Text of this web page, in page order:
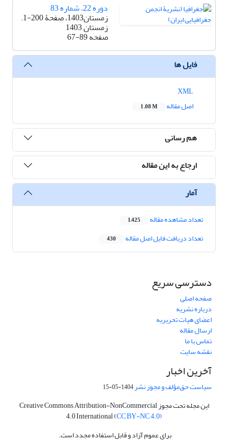
دوره 22، شماره 83
زمستان1403، صفحۀ 200-1.
زمستان 1403
صفحه67-89
فایل ها
اصل مقاله
1.08 M
هم رسانی
ارجاع به این مقاله
آمار
تعداد مشاهده مقاله 1,425
تعداد دریافت فایل اصل مقاله 430
دسترسی سریع
صفحه اصلی
درباره نشریه
اعضای هیات تحریریه
ارسال مقاله
تماس با ما
نقشه سایت
آخرین اخبار
سیاست حق‌مؤلف و مجوز نشر1404-05-15
این مجله تحت مجوز Creative Commons Attribution-NonCommercial
4.0 International (CC BY-NC 4.0)
برای عموم آزاد و قابل استفاده مجدد است.